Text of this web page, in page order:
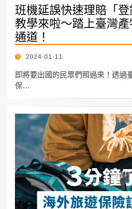
班機延誤快速理賠「登
教學來啦～踏上臺灣
通道！
POSTED
2024-01-11
即將要出國的民眾們照過來！透過
保…